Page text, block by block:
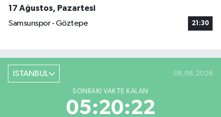
17 Ağustos, Pazartesi
Samsunspor - Göztepe
21:30
İSTANBUL 08.08.2026
SONRAKI VAKTE KALAN
05:20:21